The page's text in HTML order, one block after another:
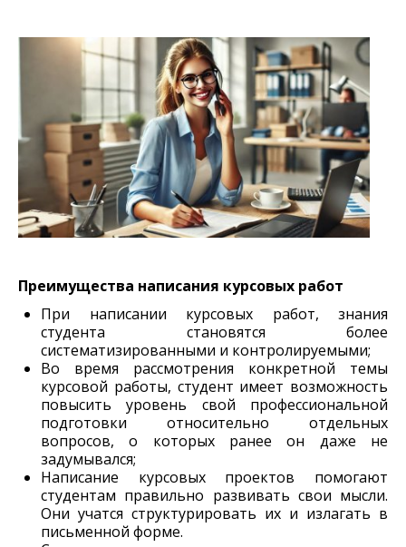
Преимущества написания курсовых работ
При написании курсовых работ, знания
студента становятся более
систематизированными и контролируемыми;
Во время рассмотрения конкретной темы
курсовой работы, студент имеет возможность
повысить уровень свой профессиональной
подготовки относительно отдельных
вопросов, о которых ранее он даже не
задумывался;
Написание курсовых проектов помогают
студентам правильно развивать свои мысли.
Они учатся структурировать их и излагать в
письменной форме.